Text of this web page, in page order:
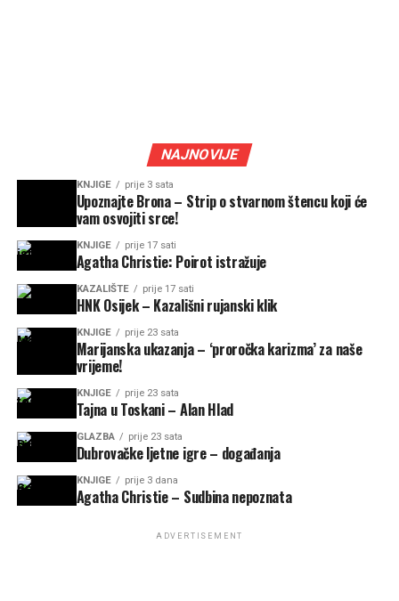
NAJNOVIJE
KNJIGE prije 3 sata
Upoznajte Brona – Strip o stvarnom štencu koji će
vam osvojiti srce!
KNJIGE prije 17 sati
Agatha Christie: Poirot istražuje
KAZALIŠTE prije 17 sati
HNK Osijek – Kazališni rujanski klik
KNJIGE prije 23 sata
Marijanska ukazanja – ‘proročka karizma’ za naše
vrijeme!
KNJIGE prije 23 sata
Tajna u Toskani – Alan Hlad
GLAZBA prije 23 sata
Dubrovačke ljetne igre – događanja
KNJIGE prije 3 dana
Agatha Christie – Sudbina nepoznata
ADVERTISEMENT